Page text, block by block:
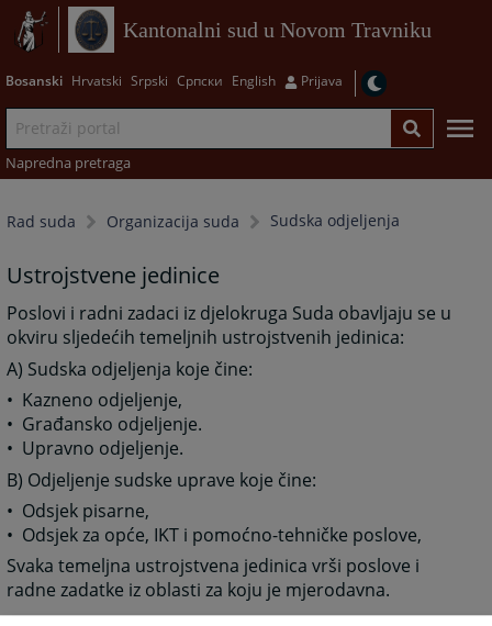
Kantonalni sud u Novom Travniku
Bosanski Hrvatski Srpski Српски English Prijava
Napredna pretraga
Rad suda Organizacija suda Sudska odjeljenja
Ustrojstvene jedinice
Poslovi i radni zadaci iz djelokruga Suda obavljaju se u
okviru sljedećih temeljnih ustrojstvenih jedinica:
A) Sudska odjeljenja koje čine:
• Kazneno odjeljenje,
• Građansko odjeljenje.
• Upravno odjeljenje.
B) Odjeljenje sudske uprave koje čine:
• Odsjek pisarne,
• Odsjek za opće, IKT i pomoćno-tehničke poslove,
Svaka temeljna ustrojstvena jedinica vrši poslove i
radne zadatke iz oblasti za koju je mjerodavna.